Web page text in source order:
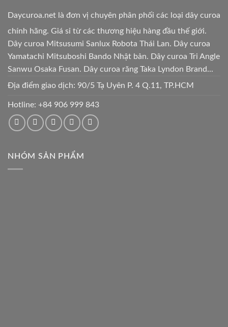
Daycuroa.net là đơn vị chuyên phân phối các loại dây curoa
chính hãng. Giá sỉ từ các thương hiệu hàng đầu thế giới.
Dây curoa Mitsusumi Sanlux Robota Thái Lan. Dây curoa
Yamatachi Mitsuboshi Bando Nhật bản. Dây curoa Tri Angle
Sanwu Osaka Fusan. Dây curoa răng Taka Lyndon Brand...
Địa điểm giao dịch: 90/5 Tạ Uyên P. 4 Q.11, TP.HCM
Hotline: +84 906 999 843
NHÓM SẢN PHẨM